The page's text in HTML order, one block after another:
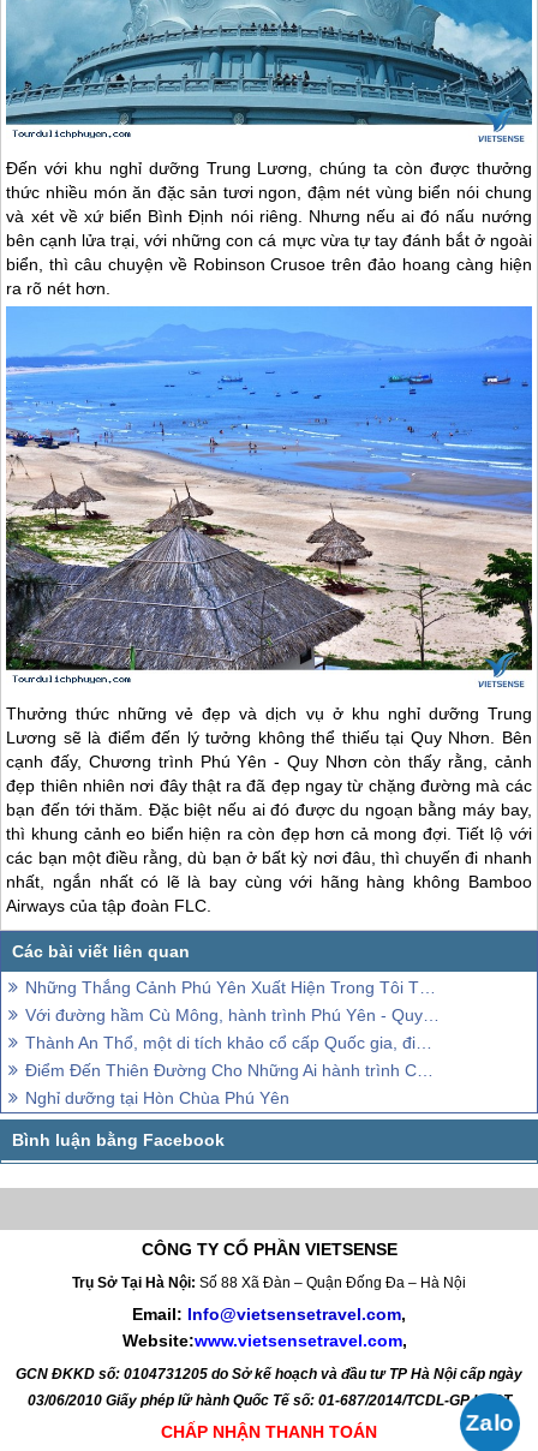
Đến với khu nghỉ dưỡng Trung Lương, chúng ta còn được thưởng
thức nhiều món ăn đặc sản tươi ngon, đậm nét vùng biển nói chung
và xét về xứ biển Bình Định nói riêng. Nhưng nếu ai đó nấu nướng
bên cạnh lửa trại, với những con cá mực vừa tự tay đánh bắt ở ngoài
biển, thì câu chuyện về Robinson Crusoe trên đảo hoang càng hiện
ra rõ nét hơn.
Thưởng thức những vẻ đẹp và dịch vụ ở khu nghỉ dưỡng Trung
Lương sẽ là điểm đến lý tưởng không thể thiếu tại Quy Nhơn . Bên
cạnh đấy, Chương trình Phú Yên - Quy Nhơn còn thấy rằng, cảnh
đẹp thiên nhiên nơi đây thật ra đã đẹp ngay từ chặng đường mà các
bạn đến tới thăm. Đặc biệt nếu ai đó được du ngoạn bằng máy bay,
thì khung cảnh eo biển hiện ra còn đẹp hơn cả mong đợi. Tiết lộ với
các bạn một điều rằng, dù bạn ở bất kỳ nơi đâu, thì chuyến đi nhanh
nhất, ngắn nhất có lẽ là bay cùng với hãng hàng không Bamboo
Airways của tập đoàn FLC.
Những Thắng Cảnh Phú Yên Xuất Hiện Trong Tôi Thấy Hoa Vàng Trên Cỏ Xanh
Với đường hầm Cù Mông, hành trình Phú Yên - Quy Nhơn chỉ là chuyện nhỏ,
Thành An Thổ, một di tích khảo cổ cấp Quốc gia, điểm đến tháng 8, 2018 này
Điểm Đến Thiên Đường Cho Những Ai hành trình Chỉ Để...Ăn
Nghỉ dưỡng tại Hòn Chùa Phú Yên
CÔNG TY CỔ PHẦN VIETSENSE
Trụ Sở Tại Hà Nội: Số 88 Xã Đàn – Quận Đống Đa – Hà Nội
Email: Info@vietsensetravel.com,
Website:www.vietsensetravel.com,
GCN ĐKKD số: 0104731205 do Sở kế hoạch và đầu tư TP Hà Nội cấp ngày
03/06/2010 Giấy phép lữ hành Quốc Tế số: 01-687/2014/TCDL-GP LHQT
CHẤP NHẬN THANH TOÁN